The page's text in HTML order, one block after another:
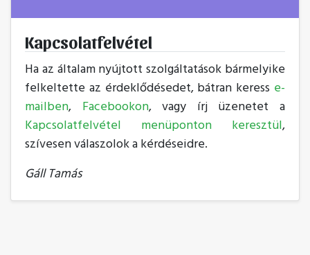
Kapcsolatfelvétel
Ha az általam nyújtott szolgáltatások bármelyike
felkeltette az érdeklődésedet, bátran keress e-
mailben, Facebookon, vagy írj üzenetet a
Kapcsolatfelvétel menüponton keresztül,
szívesen válaszolok a kérdéseidre.
Gáll Tamás